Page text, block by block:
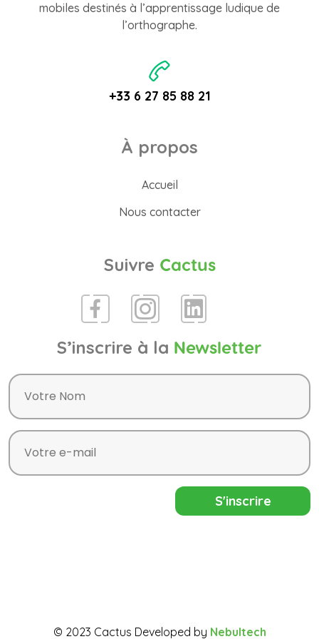
mobiles destinés à l’apprentissage ludique de
l’orthographe.
+33 6 27 85 88 21
À propos
Accueil
Nous contacter
Suivre Cactus
S’inscrire à la Newsletter
© 2023 Cactus Developed by Nebultech